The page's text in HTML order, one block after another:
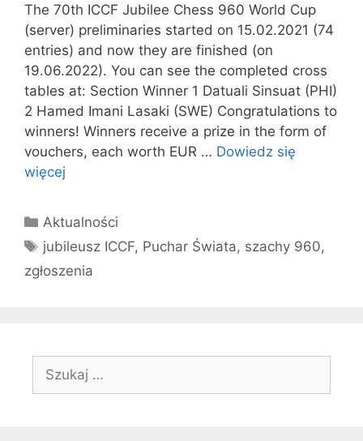
The 70th ICCF Jubilee Chess 960 World Cup
(server) preliminaries started on 15.02.2021 (74
entries) and now they are finished (on
19.06.2022). You can see the completed cross
tables at: Section Winner 1 Datuali Sinsuat (PHI)
2 Hamed Imani Lasaki (SWE) Congratulations to
winners! Winners receive a prize in the form of
vouchers, each worth EUR … Dowiedz się
więcej
Kategorie
Aktualności
Tagi
jubileusz ICCF, Puchar Świata, szachy 960,
zgłoszenia